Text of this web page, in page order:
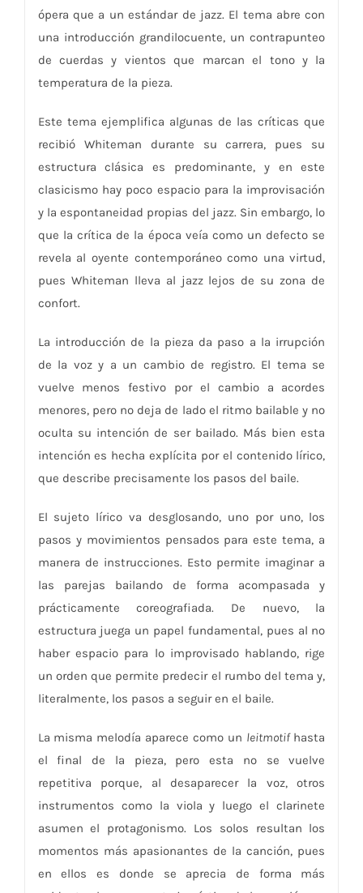
ópera que a un estándar de jazz. El tema abre con
una introducción grandilocuente, un contrapunteo
de cuerdas y vientos que marcan el tono y la
temperatura de la pieza.
Este tema ejemplifica algunas de las críticas que
recibió Whiteman durante su carrera, pues su
estructura clásica es predominante, y en este
clasicismo hay poco espacio para la improvisación
y la espontaneidad propias del jazz. Sin embargo, lo
que la crítica de la época veía como un defecto se
revela al oyente contemporáneo como una virtud,
pues Whiteman lleva al jazz lejos de su zona de
confort.
La introducción de la pieza da paso a la irrupción
de la voz y a un cambio de registro. El tema se
vuelve menos festivo por el cambio a acordes
menores, pero no deja de lado el ritmo bailable y no
oculta su intención de ser bailado. Más bien esta
intención es hecha explícita por el contenido lírico,
que describe precisamente los pasos del baile.
El sujeto lírico va desglosando, uno por uno, los
pasos y movimientos pensados para este tema, a
manera de instrucciones. Esto permite imaginar a
las parejas bailando de forma acompasada y
prácticamente coreografiada. De nuevo, la
estructura juega un papel fundamental, pues al no
haber espacio para lo improvisado hablando, rige
un orden que permite predecir el rumbo del tema y,
literalmente, los pasos a seguir en el baile.
La misma melodía aparece como un leitmotifhasta
el final de la pieza, pero esta no se vuelve
repetitiva porque, al desaparecer la voz, otros
instrumentos como la viola y luego el clarinete
asumen el protagonismo. Los solos resultan los
momentos más apasionantes de la canción, pues
en ellos es donde se aprecia de forma más